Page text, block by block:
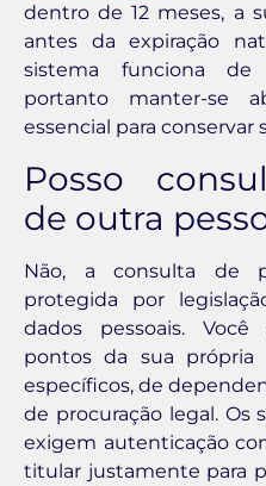
dentro de 12 meses, a
antes da expiração
sistema funciona de
portanto manter-se
essencial para
Posso
de outra
Não, a consulta de
protegida por
dados pessoais.
pontos da sua própria
específicos, de
de procuração legal. Os
exigem autenticação
titular justamente para